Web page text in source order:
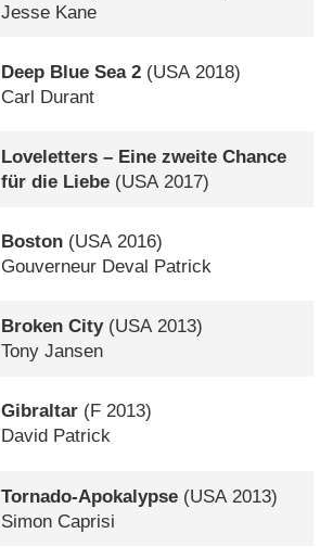
Jesse Kane
Deep Blue Sea 2 (USA 2018)
Carl Durant
Loveletters – Eine zweite Chance
für die Liebe (USA2017)
Boston (USA2016)
Gouverneur Deval Patrick
Broken City(USA2013)
Tony Jansen
Gibraltar (F 2013)
David Patrick
Tornado-Apokalypse (USA 2013)
Simon Caprisi